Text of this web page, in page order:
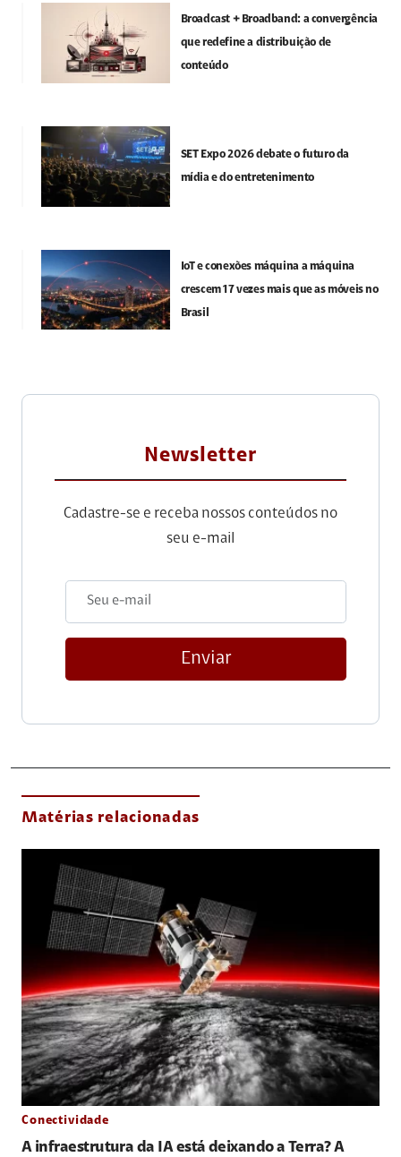
Broadcast + Broadband: a convergência
que redefine a distribuição de
conteúdo
SET Expo 2026 debate o futuro da
mídia e do entretenimento
IoT e conexões máquina a máquina
crescem 17 vezes mais que as móveis no
Brasil
Newsletter
Cadastre-se e receba nossos conteúdos no
seu e-mail
Enviar
Matérias relacionadas
Conectividade
A infraestrutura da IA está deixando a Terra? A